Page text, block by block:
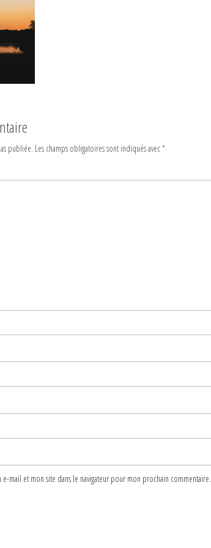
publiée. Les champs obligatoires sont indiqués avec*
mail et mon site dans le navigateur pour mon prochain commentaire.